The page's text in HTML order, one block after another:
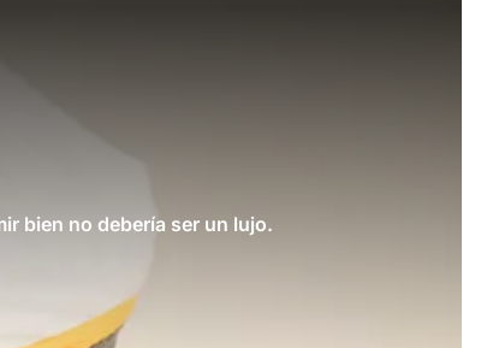
bien no debería ser un lujo.